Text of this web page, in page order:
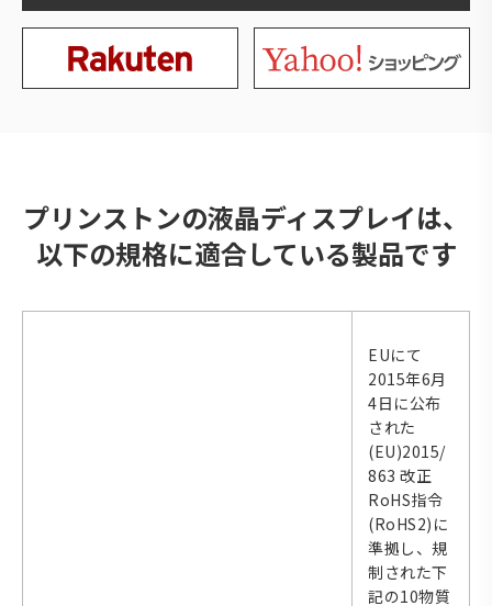
プリンストンの液晶ディスプレイは、
以下の規格に適合している製品です
EUにて
2015年6月
4日に公布
された
(EU)2015/
863 改正
RoHS指令
(RoHS2)に
準拠し、規
制された下
記の10物質